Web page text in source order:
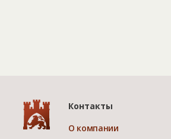
Контакты
О компании